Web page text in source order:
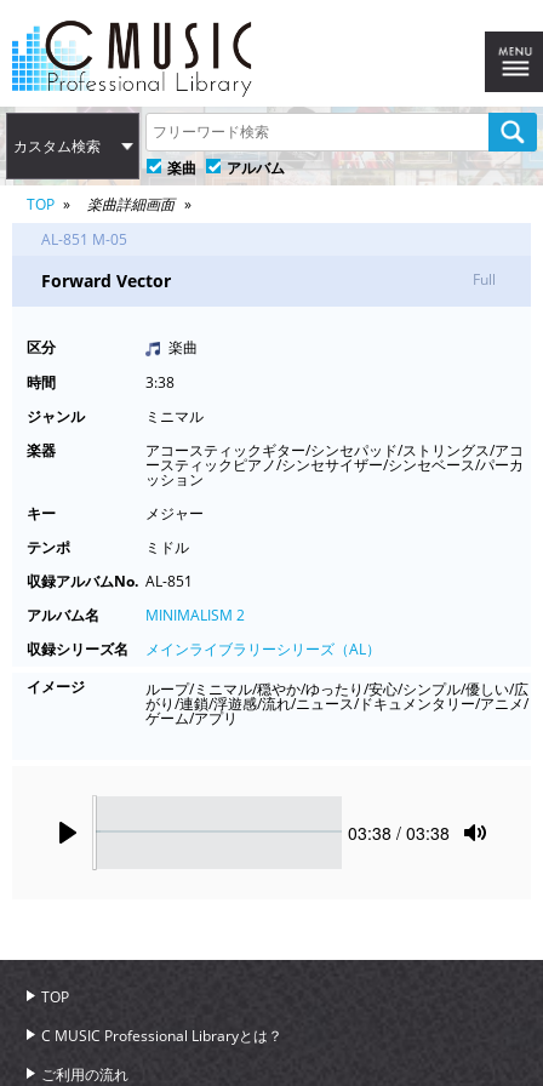
カスタム検索
楽曲
アルバム
TOP
楽曲詳細画面
AL-851 M-05
Forward Vector Full
区分
楽曲
時間
3:38
ジャンル
ミニマル
楽器
アコースティックギター/シンセパッド/ストリングス/アコ
ースティックピアノ/シンセサイザー/シンセベース/パーカ
ッション
キー
メジャー
テンポ
ミドル
収録アルバムNo. AL-851
アルバム名
MINIMALISM 2
収録シリーズ名
メインライブラリーシリーズ（AL）
イメージ
ループ/ミニマル/穏やか/ゆったり/安心/シンプル/優しい/広
がり/連鎖/浮遊感/流れ/ニュース/ドキュメンタリー/アニメ/
ゲーム/アプリ
Current
03:38 / 03:38
TOP
C MUSIC Professional Libraryとは？
ご利用の流れ